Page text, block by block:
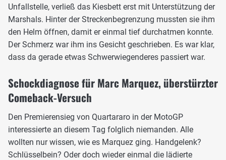
Unfallstelle, verließ das Kiesbett erst mit Unterstützung der
Marshals. Hinter der Streckenbegrenzung mussten sie ihm
den Helm öffnen, damit er einmal tief durchatmen konnte.
Der Schmerz war ihm ins Gesicht geschrieben. Es war klar,
dass da gerade etwas Schwerwiegenderes passiert war.
Schockdiagnose für Marc Marquez, überstürzter
Comeback-Versuch
Den Premierensieg von Quartararo in der MotoGP
interessierte an diesem Tag folglich niemanden. Alle
wollten nur wissen, wie es Marquez ging. Handgelenk?
Schlüsselbein? Oder doch wieder einmal die lädierte